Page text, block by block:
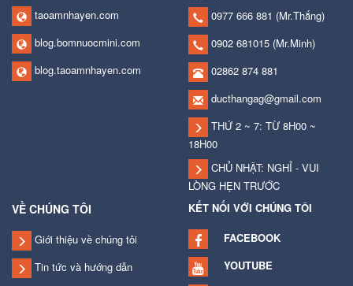
taoamnhayen.com
blog.bomnuocmini.com
blog.taoamnhayen.com
0977 666 881 (Mr.Thắng)
0902 681015 (Mr.Minh)
02862 874 881
ducthangag@gmail.com
THỨ 2 ~ 7: TỪ 8H00 ~
18H00
CHỦ NHẬT: NGHỈ - VUI
LÒNG HẸN TRƯỚC
VỀ CHÚNG TÔI
Giới thiệu về chúng tôi
Tin tức và hướng dẫn
KẾT NỐI VỚI CHÚNG TÔI
FACEBOOK
YOUTUBE